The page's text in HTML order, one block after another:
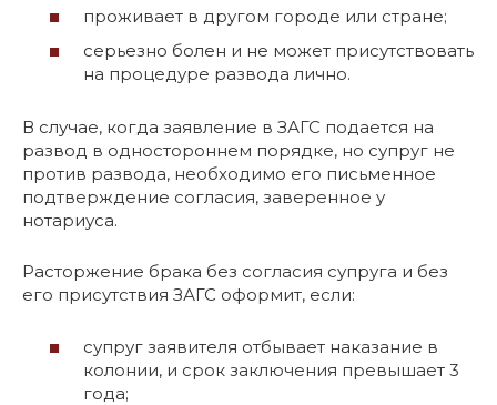
проживает в другом городе или стране;
серьезно болен и не может присутствовать
на процедуре развода лично.
В случае, когда заявление в ЗАГС подается на
развод в одностороннем порядке, но супруг не
против развода, необходимо его письменное
подтверждение согласия, заверенное у
нотариуса.
Расторжение брака без согласия супруга и без
его присутствия ЗАГС оформит, если:
супруг заявителя отбывает наказание в
колонии, и срок заключения превышает 3
года;